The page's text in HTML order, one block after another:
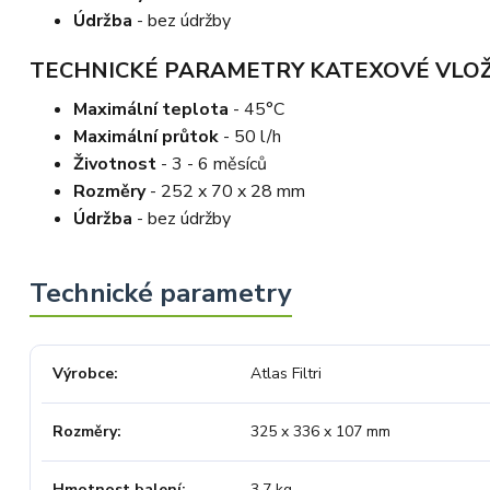
Údržba - bez údržby
TECHNICKÉ PARAMETRY KATEXOVÉ
Maximální teplota - 45°C
Maximální průtok - 50 l/h
Životnost - 3 - 6 měsíců
Rozměry- 252 x 70 x 28 mm
Údržba - bez údržby
Výrobce Atlas Filtri
Rozměry 325 x 336 x 107 mm